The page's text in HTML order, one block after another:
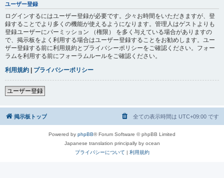
ユーザー登録
ログインするにはユーザー登録が必要です。少々お時間をいただきますが、登
録することでより多くの機能が使えるようになります。管理人はゲストよりも
登録ユーザーにパーミッション （権限） を多く与えている場合がありますの
で、掲示板をよく利用する場合はユーザー登録することをお勧めします。ユー
ザー登録する前に利用規約とプライバシーポリシーをご確認ください。フォー
ラムを利用する前にフォーラムルールをご確認ください。
利用規約 | プライバシーポリシー
ユーザー登録
掲示板トップ 全ての表示時間は UTC+09:00 です
Powered by phpBB® Forum Software © phpBB Limited
Japanese translation principally by ocean
プライバシーについて | 利用規約